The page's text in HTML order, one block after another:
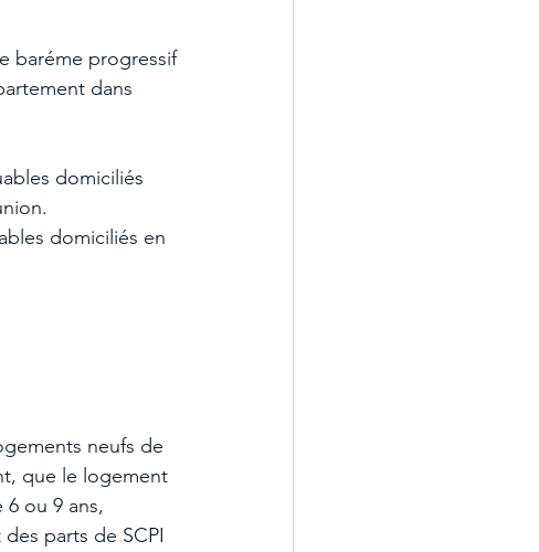
baréme progressif
dans
domiciliés
domiciliés en
neufs de
que le logement
ou 9 ans,
parts de SCPI